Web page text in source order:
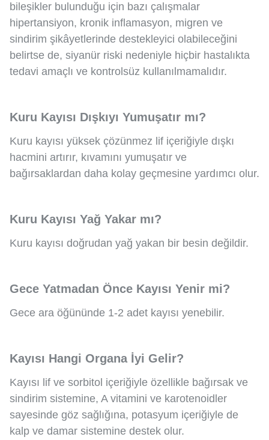
bileşikler bulunduğu için bazı çalışmalar
hipertansiyon, kronik inflamasyon, migren ve
sindirim şikâyetlerinde destekleyici olabileceğini
belirtse de, siyanür riski nedeniyle hiçbir hastalıkta
tedavi amaçlı ve kontrolsüz kullanılmamalıdır.
Kuru Kayısı Dışkıyı Yumuşatır mı?
Kuru kayısı yüksek çözünmez lif içeriğiyle dışkı
hacmini artırır, kıvamını yumuşatır ve
bağırsaklardan daha kolay geçmesine yardımcı olur.
Kuru Kayısı Yağ Yakar mı?
Kuru kayısı doğrudan yağ yakan bir besin değildir.
Gece Yatmadan Önce Kayısı Yenir mi?
Gece ara öğününde 1-2 adet kayısı yenebilir.
Kayısı Hangi Organa İyi Gelir?
Kayısı lif ve sorbitol içeriğiyle özellikle bağırsak ve
sindirim sistemine, A vitamini ve karotenoidler
sayesinde göz sağlığına, potasyum içeriğiyle de
kalp ve damar sistemine destek olur.